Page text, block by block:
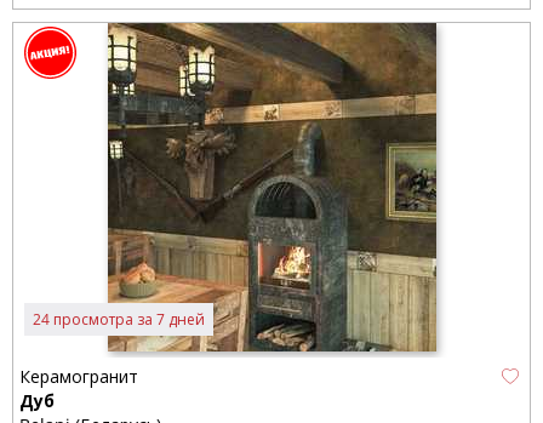
24 просмотра за 7 дней
Керамогранит
Дуб